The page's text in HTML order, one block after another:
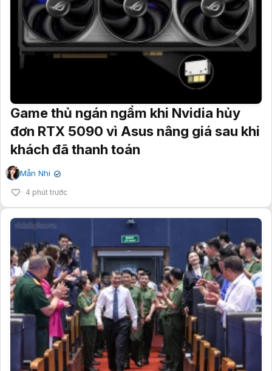
Game thủ ngán ngẩm khi Nvidia hủy
đơn RTX 5090 vì Asus nâng giá sau khi
khách đã thanh toán
Mẫn Nhi ✔
4 phút trước